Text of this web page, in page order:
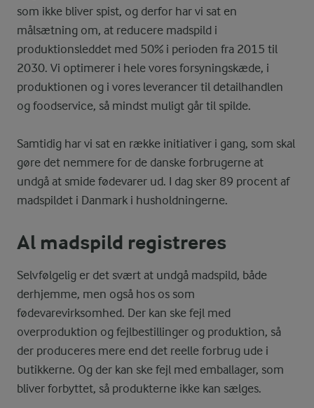
som ikke bliver spist, og derfor har vi sat en
målsætning om, at reducere madspild i
produktionsleddet med 50% i perioden fra 2015 til
2030. Vi optimerer i hele vores forsyningskæde, i
produktionen og i vores leverancer til detailhandlen
og foodservice, så mindst muligt går til spilde.
Samtidig har vi sat en række initiativer i gang, som skal
gøre det nemmere for de danske forbrugerne at
undgå at smide fødevarer ud. I dag sker 89 procent af
madspildet i Danmark i husholdningerne.
Al madspild registreres
Selvfølgelig er det svært at undgå madspild, både
derhjemme, men også hos os som
fødevarevirksomhed. Der kan ske fejl med
overproduktion og fejlbestillinger og produktion, så
der produceres mere end det reelle forbrug ude i
butikkerne. Og der kan ske fejl med emballager, som
bliver forbyttet, så produkterne ikke kan sælges.